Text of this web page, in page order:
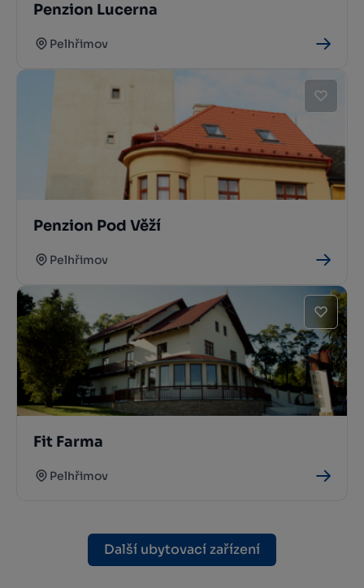
Penzion Lucerna
Pelhřimov
Penzion Pod Věží
Pelhřimov
Fit Farma
Pelhřimov
Další ubytovací zařízení